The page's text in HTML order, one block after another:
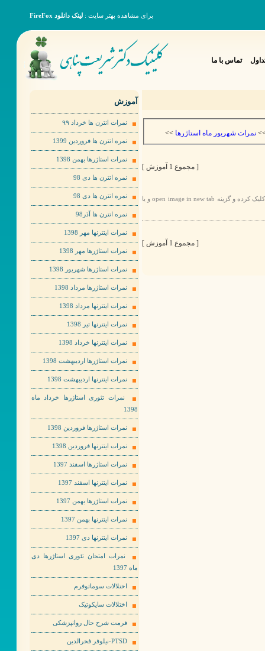
برای مشاهده بهتر سایت : لینک دانلود FireFox
تماس با ما
نمرات شهریور ماه استاژرها >>
[ مجموع 1 آموزش ]
برای مشاهده عکس ها به صورت بهتر لطفا روی عکس مورد نظر راست کلیک کرده و گزینه open image in new tab و یا
[ مجموع 1 آموزش ]
آموزش
نمرات انترن ها خرداد ٩٩
نمره انترن ها فروردین 1399
نمرات استاژرها بهمن 1398
نمره انترن ها دی 98
نمره انترن ها دی 98
نمره انترن ها آذر98
نمرات اینترنها مهر 1398
نمرات استاژرها مهر 1398
نمرات استاژرها شهریور 1398
نمرات استاژرها مرداد 1398
نمرات اینترنها مرداد 1398
نمرات اینترنها تیر 1398
نمرات اینترنها خرداد 1398
نمرات استاژرها اردیبهشت 1398
نمرات اینترنها اردیبهشت 1398
نمرات تئوری استاژرها خرداد ماه
1398
نمرات استاژرها فروردین 1398
نمرات اینترنها فروردین 1398
نمرات استاژرها اسفند 1397
نمرات اینترنها اسفند 1397
نمرات استاژرها بهمن 1397
نمرات اینترنها بهمن 1397
نمرات اینترنها دی 1397
نمرات امتحان تئوری استاژرها دی
ماه 1397
اختلالات سوماتوفرم
اختلالات سایکوتیک
فرمت شرح حال روانپزشکی
PTSD-نیلوفر فخرالدین